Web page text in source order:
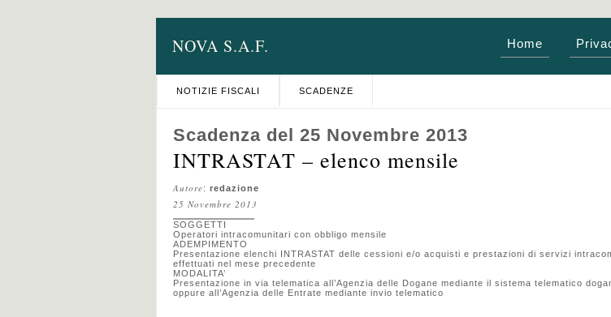
NOVA S.A.F. Home
NOTIZIE FISCALI SCADENZE
Scadenza del 25 Novembre 2013
INTRASTAT – elenco mensile
Autore: redazione
25 Novembre 2013
SOGGETTI
Operatori intracomunitari con obbligo mensile
ADEMPIMENTO
Presentazione elenchi INTRASTAT delle cessioni e/o acquisti e prestazioni di servizi
effettuati nel mese precedente
MODALITA’
Presentazione in via telematica all’Agenzia delle Dogane mediante il sistema telematico
oppure all’Agenzia delle Entrate mediante invio telematico